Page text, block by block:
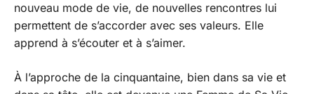
nouveau mode de vie, de nouvelles rencontres lui
permettent de s’accorder avec ses valeurs. Elle
apprend à s’écouter et à s’aimer.
À l’approche de la cinquantaine, bien dans sa vie et